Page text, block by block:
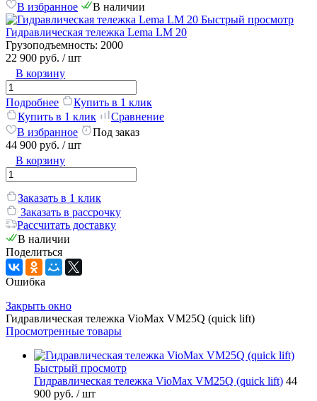
В избранное
В наличии
Быстрый просмотр
Гидравлическая тележка Lema LM 20
Грузоподъемность: 2000
22 900 руб. / шт
В корзину
Подробнее
Купить в 1 клик
Купить в 1 клик
Сравнение
В избранное
Под заказ
44 900 руб. / шт
В корзину
Заказать в 1 клик
Заказать в рассрочку
Рассчитать доставку
В наличии
Поделиться
Ошибка
Закрыть окно
Гидравлическая тележка VioMax VM25Q (quick lift)
Просмотренные товары
Быстрый просмотр
Гидравлическая тележка VioMax VM25Q (quick lift) 44
900 руб. / шт